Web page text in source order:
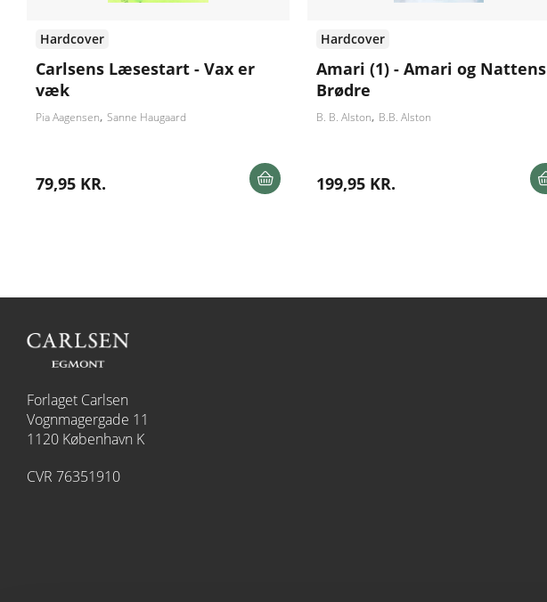
Hardcover
Carlsens Læsestart - Vax er
væk
Pia Aagensen Sanne Haugaard
79,95 KR.
Hardcover
Amari (1) - Amari og Nattens
Brødre
B. B. Alston B.B. Alston
199,95 KR.
Forlaget Carlsen
Vognmagergade 11
1120 København K
CVR 76351910